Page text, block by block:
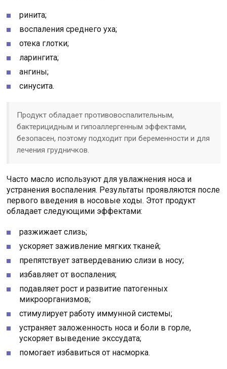
ринита;
воспаления среднего уха;
отека глотки;
ларингита;
ангины;
синусита.
Продукт обладает противовоспалительным,
бактерицидным и гипоаллергенным эффектами,
безопасен, поэтому подходит при беременности и для
лечения грудничков.
Часто масло используют для увлажнения носа и
устранения воспаления. Результаты проявляются после
первого введения в носовые ходы. Этот продукт
обладает следующими эффектами:
разжижает слизь;
ускоряет заживление мягких тканей;
препятствует затвердеванию слизи в носу;
избавляет от воспаления;
подавляет рост и развитие патогенных
микроорганизмов;
стимулирует работу иммунной системы;
устраняет заложенность носа и боли в горле,
ускоряет выведение экссудата;
помогает избавиться от насморка.